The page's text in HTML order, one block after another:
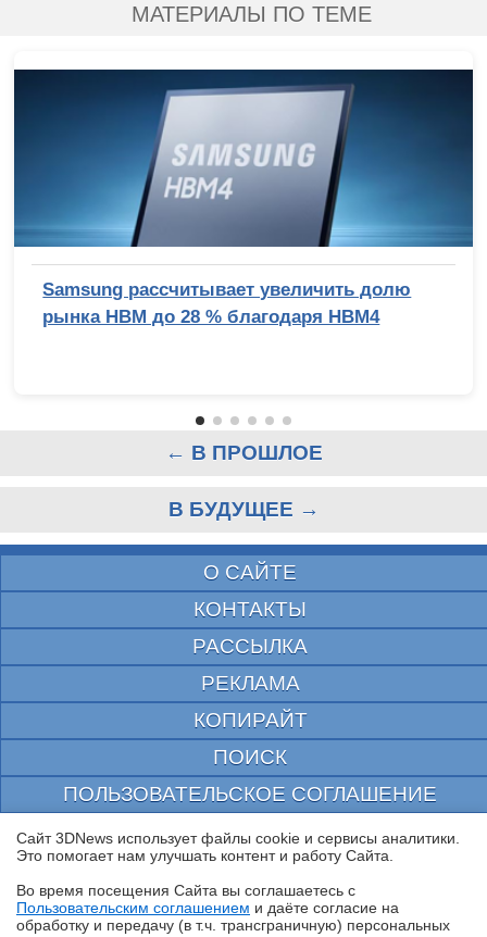
МАТЕРИАЛЫ ПО ТЕМЕ
Samsung рассчитывает увеличить долю
рынка HBM до 28 % благодаря HBM4
← В ПРОШЛОЕ
В БУДУЩЕЕ →
О САЙТЕ
КОНТАКТЫ
РАССЫЛКА
РЕКЛАМА
КОПИРАЙТ
ПОИСК
ПОЛЬЗОВАТЕЛЬСКОЕ СОГЛАШЕНИЕ
ЗАЩИЩЕНО CURATOR
© 1997—2026 Электронное периодическое издание "3ДНьюс" | Свидетельство о
выдано Федеральной Службой по надзору за соблюдением законодательства в сфере
массовых коммуникаций и охране культурного наследия
При цитировании документа ссылка на сайт с указанием автора обязательна. Полное
Сайт 3DNews использует файлы cookie и сервисы аналитики.
Это помогает нам улучшать контент и работу Cайта.
Во время посещения Cайта вы соглашаетесь с
Пользовательским соглашением и даёте согласие на
обработку и передачу (в т.ч. трансграничную) персональных